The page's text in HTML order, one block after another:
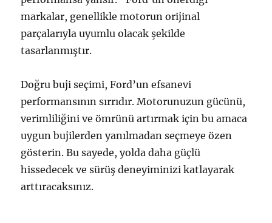
markalar, genellikle motorun orijinal
parçalarıyla uyumlu olacak şekilde
tasarlanmıştır.
Doğru buji seçimi, Ford’un efsanevi
performansının sırrıdır. Motorunuzun gücünü,
verimliliğini ve ömrünü artırmak için bu amaca
uygun bujilerden yanılmadan seçmeye özen
gösterin. Bu sayede, yolda daha güçlü
hissedecek ve sürüş deneyiminizi katlayarak
arttıracaksınız.